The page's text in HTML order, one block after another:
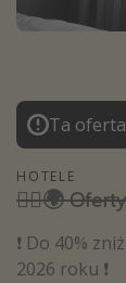
Albania
Polska
Malediwy
Azja
Tajlandia
Wszystkie
Ta
HOTELE
🏴‍☠️🌍
❗️ Do 40%
2026 roku ❗️